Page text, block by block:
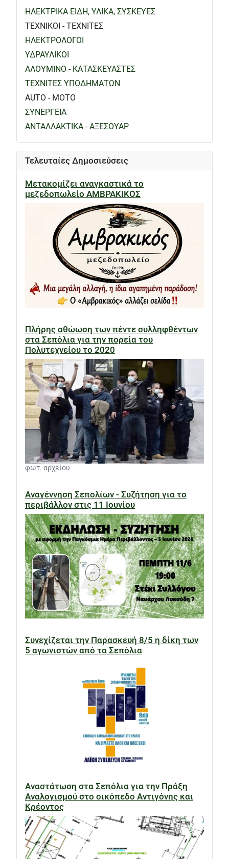
ΗΛΕΚΤΡΙΚΑ ΕΙΔΗ, ΥΛΙΚΑ, ΣΥΣΚΕΥΕΣ
ΤΕΧΝΙΚΟΙ - ΤΕΧΝΙΤΕΣ
ΗΛΕΚΤΡΟΛΟΓΟΙ
ΥΔΡΑΥΛΙΚΟΙ
ΑΛΟΥΜΙΝΟ - ΚΑΤΑΣΚΕΥΑΣΤΕΣ
ΤΕΧΝΙΤΕΣ ΥΠΟΔΗΜΑΤΩΝ
AUTO - MOTO
ΣΥΝΕΡΓΕΙΑ
ΑΝΤΑΛΛΑΚΤΙΚΑ - ΑΞΕΣΟΥΑΡ
Τελευταίες Δημοσιεύσεις
Μετακομίζει αναγκαστικά το
μεζεδοπωλείο ΑΜΒΡΑΚΙΚΟΣ
Πλήρης αθώωση των πέντε συλληφθέντων
στα Σεπόλια για την πορεία του
Πολυτεχνείου το 2020
φωτ. αρχείου
Αναγέννηση Σεπολίων - Συζήτηση για το
περιβάλλον στις 11 Ιουνίου
Συνεχίζεται την Παρασκευή 8/5 η δίκη των
5 αγωνιστών από τα Σεπόλια
Αναστάτωση στα Σεπόλια για την Πράξη
Αναλογισμού στο οικόπεδο Αντιγόνης και
Κρέοντος